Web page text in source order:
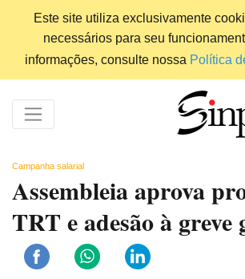
Este site utiliza exclusivamente
necessários para seu
informações, consulte nossa Política
Campanha salarial
Assembleia aprova
TRT e adesão à greve